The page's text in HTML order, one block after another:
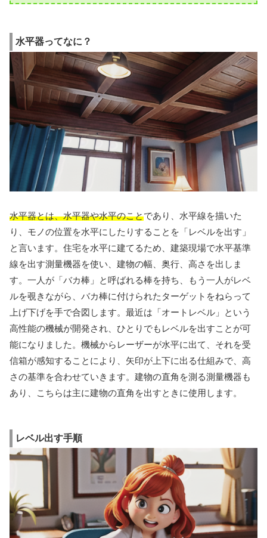
水平器ってなに？
水平器とは、水平器や水平のことであり、水平線を描いた
り、モノの位置を水平にしたりすることを「レベルを出す」
と言います。住宅を水平に建てるため、建築現場で水平基準
線を出す測量機器を使い、建物の幅、奥行、高さを出しま
す。一人が「バカ棒」と呼ばれる棒を持ち、もう一人がレベ
ルを覗きながら、バカ棒に付けられたターゲットをねらって
上げ下げを手で合図します。最近は「オートレベル」という
高性能の機械が開発され、ひとりでもレベルを出すことが可
能になりました。機械からレーザーが水平に出て、それを受
信箱が感知することにより、矢印が上下に出る仕組みで、高
さの基準を合わせていきます。建物の直角を測る測量機器も
あり、こちらは主に建物の直角を出すときに使用します。
レベル出す手順